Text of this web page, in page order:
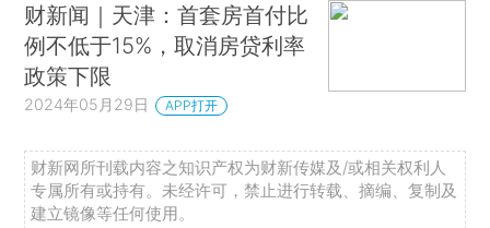
财新闻｜天津：首套房首付比
例不低于15%，取消房贷利率
政策下限
2024年05月29日 APP打开
财新网所刊载内容之知识产权为财新传媒及/或相关权利人
专属所有或持有。未经许可，禁止进行转载、摘编、复制及
建立镜像等任何使用。